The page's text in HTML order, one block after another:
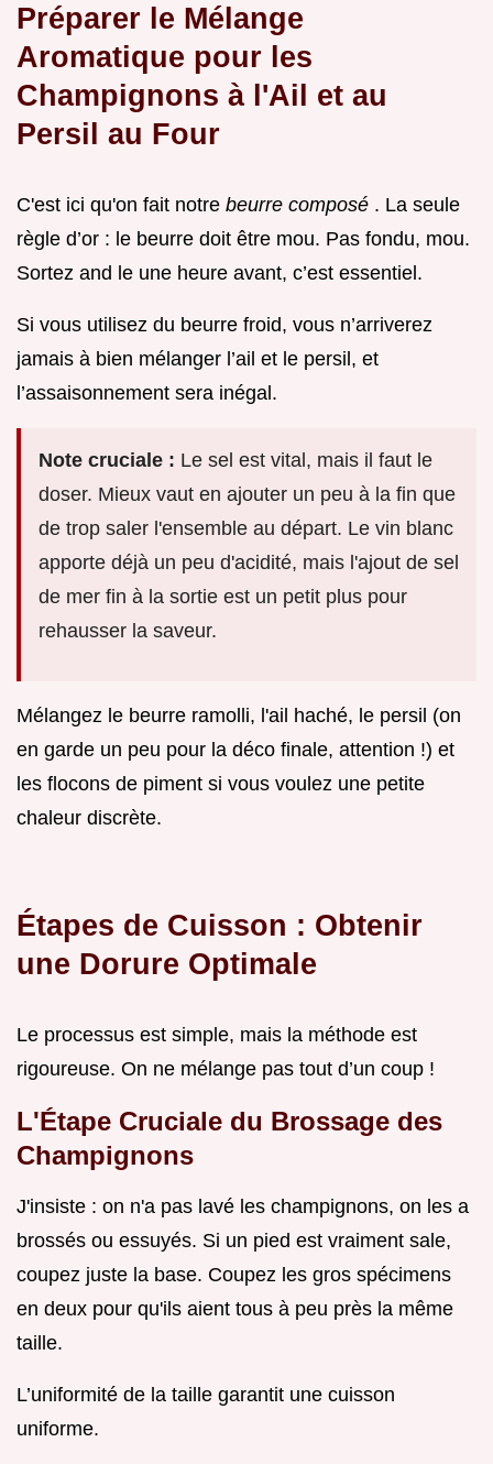
Préparer le Mélange
Aromatique pour les
Champignons à l'Ail et au
Persil au Four
C'est ici qu'on fait notre beurre composé . La seule
règle d’or : le beurre doit être mou. Pas fondu, mou.
Sortez and le une heure avant, c’est essentiel.
Si vous utilisez du beurre froid, vous n’arriverez
jamais à bien mélanger l’ail et le persil, et
l’assaisonnement sera inégal.
Note cruciale : Le sel est vital, mais il faut le
doser. Mieux vaut en ajouter un peu à la fin que
de trop saler l'ensemble au départ. Le vin blanc
apporte déjà un peu d'acidité, mais l'ajout de sel
de mer fin à la sortie est un petit plus pour
rehausser la saveur.
Mélangez le beurre ramolli, l'ail haché, le persil (on
en garde un peu pour la déco finale, attention !) et
les flocons de piment si vous voulez une petite
chaleur discrète.
Étapes de Cuisson : Obtenir
une Dorure Optimale
Le processus est simple, mais la méthode est
rigoureuse. On ne mélange pas tout d’un coup !
L'Étape Cruciale du Brossage des
Champignons
J'insiste : on n'a pas lavé les champignons, on les a
brossés ou essuyés. Si un pied est vraiment sale,
coupez juste la base. Coupez les gros spécimens
en deux pour qu'ils aient tous à peu près la même
taille.
L’uniformité de la taille garantit une cuisson
uniforme.